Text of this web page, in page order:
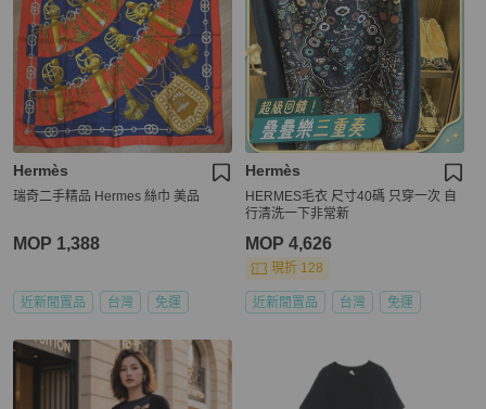
Hermès
瑞奇二手精品 Hermes 絲巾 美品
MOP 1,388
近新閒置品 台灣 免運
Hermès
HERMES毛衣 尺寸40碼 只穿一次 自
行清洗一下非常新
MOP 4,626
現折 128
近新閒置品 台灣 免運